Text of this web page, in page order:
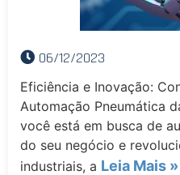
06/12/2023
Eficiência e Inovação:
Automação Pneumática
você está em busca de
do seu negócio e
industriais, a Leia Mais »